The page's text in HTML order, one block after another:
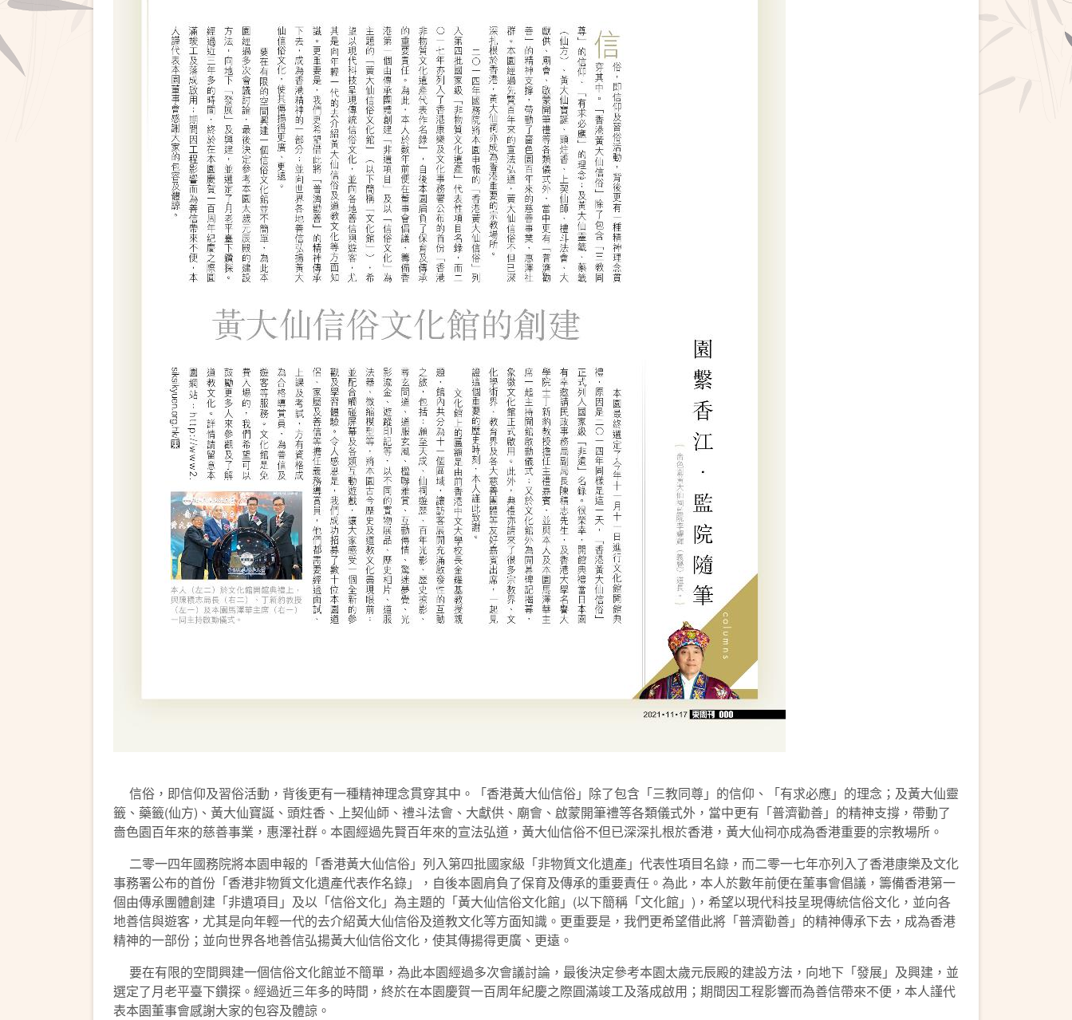
信俗，即信仰及習俗活動，背後更有一種精神理念貫穿其中。「香港黃大仙信俗」除了包含「三教同尊」的信仰、「有求必應」的理念；及黃大仙靈
籤、藥籤(仙方)、黃大仙寶誕、頭炷香、上契仙師、禮斗法會、大獻供、廟會、啟蒙開筆禮等各類儀式外，當中更有「普濟勸善」的精神支撐，帶動了
嗇色園百年來的慈善事業，惠澤社群。本園經過先賢百年來的宣法弘道，黃大仙信俗不但已深深扎根於香港，黃大仙祠亦成為香港重要的宗教場所。
二零一四年國務院將本園申報的「香港黃大仙信俗」列入第四批國家級「非物質文化遺產」代表性項目名錄，而二零一七年亦列入了香港康樂及文化
事務署公布的首份「香港非物質文化遺產代表作名錄」，自後本園肩負了保育及傳承的重要責任。為此，本人於數年前便在董事會倡議，籌備香港第一
個由傳承團體創建「非遺項目」及以「信俗文化」為主題的「黃大仙信俗文化館」(以下簡稱「文化館」)，希望以現代科技呈現傳統信俗文化，並向各
地善信與遊客，尤其是向年輕一代的去介紹黃大仙信俗及道教文化等方面知識。更重要是，我們更希望借此將「普濟勸善」的精神傳承下去，成為香港
精神的一部份；並向世界各地善信弘揚黃大仙信俗文化，使其傳揚得更廣、更遠。
要在有限的空間興建一個信俗文化館並不簡單，為此本園經過多次會議討論，最後決定參考本園太歲元辰殿的建設方法，向地下「發展」及興建，並
選定了月老平臺下鑽探。經過近三年多的時間，終於在本園慶賀一百周年紀慶之際圓滿竣工及落成啟用；期間因工程影響而為善信帶來不便，本人謹代
表本園董事會感謝大家的包容及體諒。